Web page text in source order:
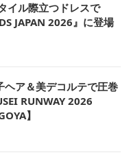
イル際立つドレスで
JAPAN 2026』に登場
ヘア＆美デコルテで圧巻
RUNWAY 2026
】